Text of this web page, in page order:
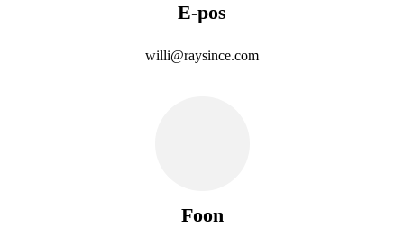
E-pos
willi@raysince.com
Foon